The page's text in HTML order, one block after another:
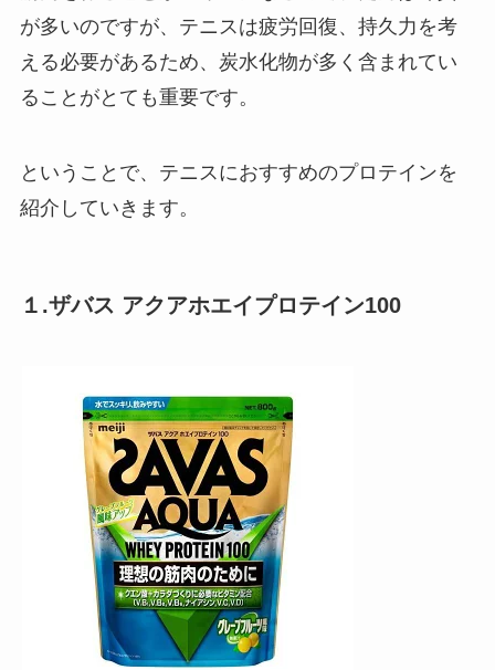
が多いのですが、テニスは疲労回復、持久力を考
える必要があるため、炭水化物が多く含まれてい
ることがとても重要です。
ということで、テニスにおすすめのプロテインを
紹介していきます。
１.ザバス アクアホエイプロテイン100